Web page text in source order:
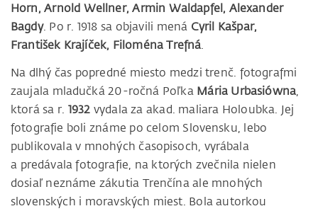
Horn, Arnold Wellner, Armin Waldapfel, Alexander
Bagdy. Po r. 1918 sa objavili mená Cyril Kašpar,
František Krajíček, Filoména Trefná.
Na dlhý čas popredné miesto medzi trenč. fotografmi
zaujala mladučká 20-ročná Poľka Mária Urbasiówna,
ktorá sa r. 1932 vydala za akad. maliara Holoubka. Jej
fotografie boli známe po celom Slovensku, lebo
publikovala v mnohých časopisoch, vyrábala
a predávala fotografie, na ktorých zvečnila nielen
dosiaľ neznáme zákutia Trenčína ale mnohých
slovenských i moravských miest. Bola autorkou